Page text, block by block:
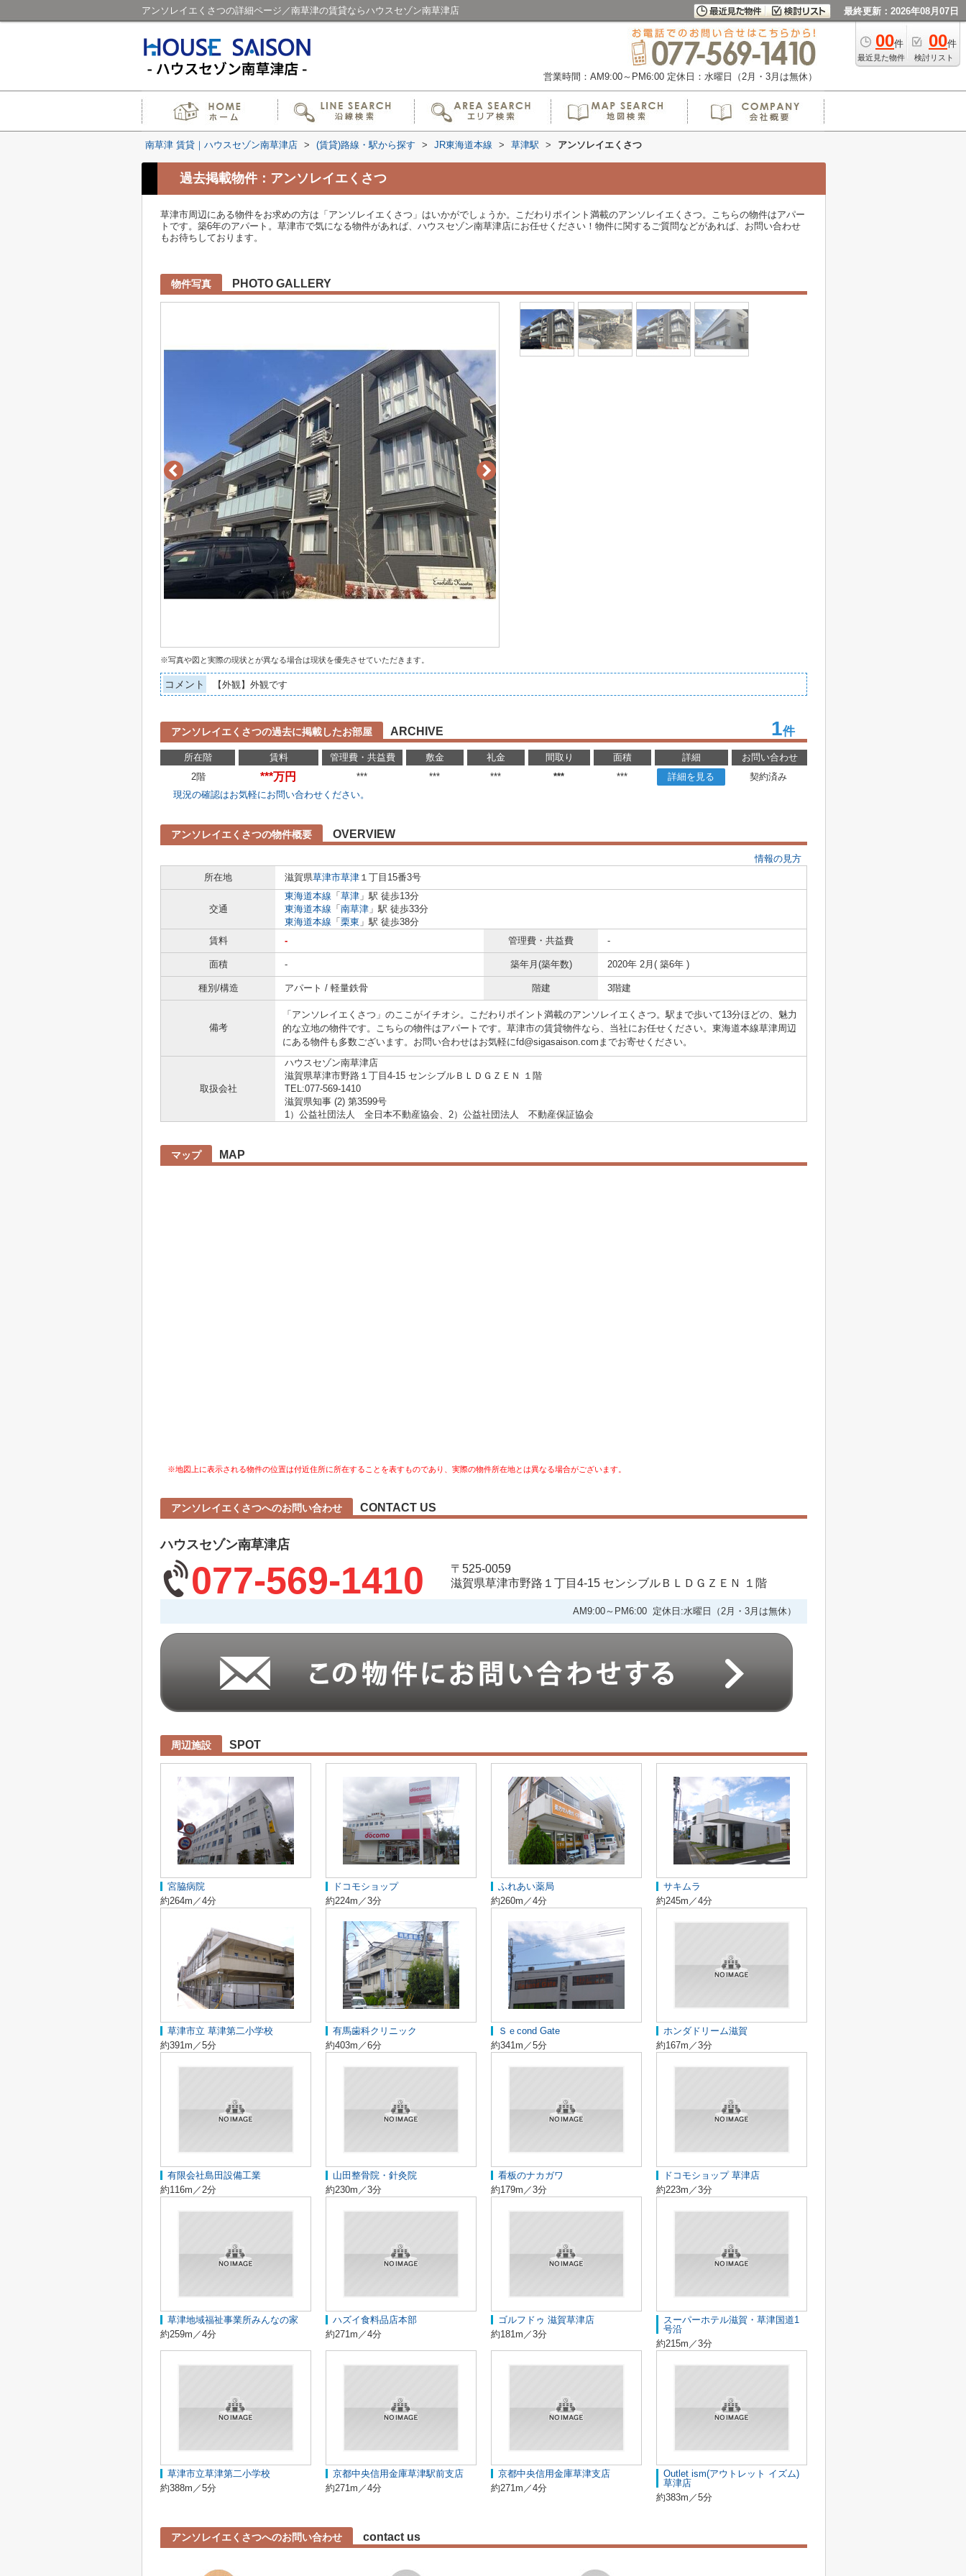
アンソレイエくさつの詳細ページ／南草津の賃貸ならハウスセゾン南草津店 最終更新：2026年08月07日
00件
最近見た物件
00件
検討リスト
営業時間：AM9:00～PM6:00 定休日：水曜日（2月・3月は無休）
南草津 賃貸｜ハウスセゾン南草津店 > (賃貸)路線・駅から探す > JR東海道本線 > 草津駅 > アンソレイエくさつ
過去掲載物件：アンソレイエくさつ
草津市周辺にある物件をお求めの方は「アンソレイエくさつ」はいかがでしょうか。こだわりポイント満載のアンソレイエくさつ。こちらの物件はアパー
トです。築6年のアパート。草津市で気になる物件があれば、ハウスセゾン南草津店にお任せください！物件に関するご質問などがあれば、お問い合わせ
もお待ちしております。
物件写真 PHOTO GALLERY
※写真や図と実際の現状とが異なる場合は現状を優先させていただきます。
コメント 【外観】外観です
アンソレイエくさつの過去に掲載したお部屋 ARCHIVE 1件
所在階 賃料 管理費・共益費 敷金 礼金 間取り 面積 詳細
お問い合わせ
2階
***万円 *** *** *** *** *** 詳細を見る
契約済み
現況の確認はお気軽にお問い合わせください。
アンソレイエくさつの物件概要 OVERVIEW
情報の見方
所在地
滋賀県草津市草津 １丁目15番3号
交通
東海道本線 「 草津 」駅 徒歩13分
東海道本線 「 南草津 」駅 徒歩33分
東海道本線 「 栗東 」駅 徒歩38分
賃料
- 管理費・共益費 -
面積 - 築年月(築年数) 2020年 2月( 築6年 )
種別/構造 アパート / 軽量鉄骨 階建 3階建
備考
「アンソレイエくさつ」のここがイチオシ。こだわりポイント満載のアンソレイエくさつ。駅まで歩いて13分ほどの、魅力
的な立地の物件です。こちらの物件はアパートです。草津市の賃貸物件なら、当社にお任せください。東海道本線草津周辺
にある物件も多数ございます。お問い合わせはお気軽にfd@sigasaison.comまでお寄せください。
取扱会社
ハウスセゾン南草津店
滋賀県草津市野路１丁目4-15 センシブルＢＬＤＧＺＥＮ １階
TEL:077-569-1410
滋賀県知事 (2) 第3599号
1）公益社団法人 全日本不動産協会、2）公益社団法人 不動産保証協会
マップ MAP
※地図上に表示される物件の位置は付近住所に所在することを表すものであり、実際の物件所在地とは異なる場合がございます。
アンソレイエくさつへのお問い合わせ CONTACT US
ハウスセゾン南草津店
077-569-1410
〒525-0059
滋賀県草津市野路１丁目4-15 センシブルＢＬＤＧＺＥＮ １階
AM9:00～PM6:00 定休日:水曜日（2月・3月は無休）
周辺施設 SPOT
宮脇病院
約264m／4分
ドコモショップ
約224m／3分
ふれあい薬局
約260m／4分
サキムラ
約245m／4分
草津市立 草津第二小学校
約391m／5分
有馬歯科クリニック
約403m／6分
Ｓｅcond Gate
約341m／5分
ホンダドリーム滋賀
約167m／3分
有限会社島田設備工業
約116m／2分
山田整骨院・針灸院
約230m／3分
看板のナカガワ
約179m／3分
ドコモショップ 草津店
約223m／3分
草津地域福祉事業所みんなの家
約259m／4分
ハズイ食料品店本部
約271m／4分
ゴルフドゥ 滋賀草津店
約181m／3分
スーパーホテル滋賀・草津国道1
号沿
約215m／3分
草津市立草津第二小学校
約388m／5分
京都中央信用金庫草津駅前支店
約271m／4分
京都中央信用金庫草津支店
約271m／4分
Outlet ism(アウトレット イズム)
草津店
約383m／5分
アンソレイエくさつへのお問い合わせ contact us